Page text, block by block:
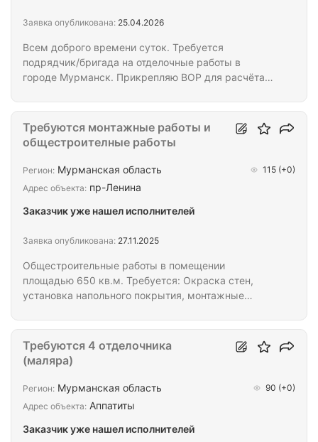
Всем доброго времени суток. Требуется
подрядчик/бригада на отделочные работы в
городе Мурманск. Прикрепляю ВОР для расчёта
номеру телефона либо sms, либо на почту. Звонки с
11:00 до 21:00 по мск.
Заявка опубликована: 25.04.2026
Общестроительные работы в помещении
площадью 650 кв.м. Требуется: Окраска стен,
установка напольного покрытия, монтажные
Требуются монтажные работы и
общестроителные работы
Регион: Мурманская область 115 (+0)
Адрес объекта: пр-Ленина
Заказчик уже нашел исполнителей
Заявка опубликована: 27.11.2025
Требуются 4 отделочника
(маляра)
Регион: Мурманская область 90 (+0)
Адрес объекта: Аппатиты
Заказчик уже нашел исполнителей